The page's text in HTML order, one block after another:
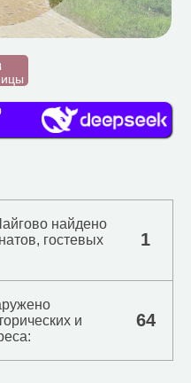
найдено
гостевых
1
и
64